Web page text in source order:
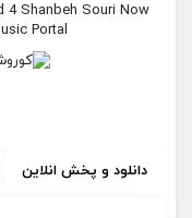
4 Shanbeh Souri Now
Portal
دانلود و پخش انلاین